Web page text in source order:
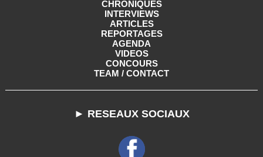
CHRONIQUES
INTERVIEWS
ARTICLES
REPORTAGES
AGENDA
VIDEOS
CONCOURS
TEAM / CONTACT
► RESEAUX SOCIAUX